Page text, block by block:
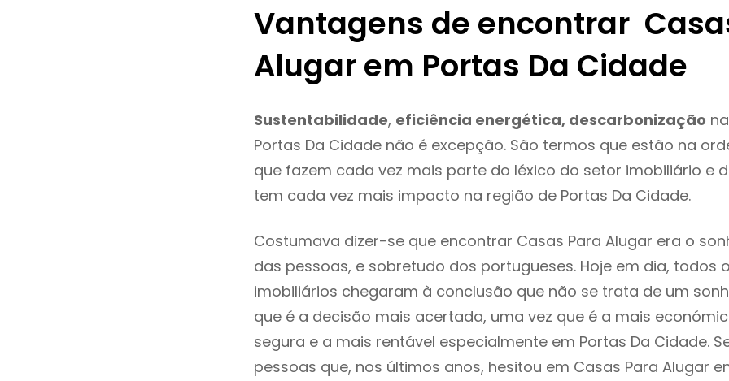
Vantagens de encontrar
Alugar em Portas Da Cidade
Sustentabilidade, eficiência energética, descarbonização
Portas Da Cidade não é excepção. São termos que estão na
que fazem cada vez mais parte do léxico do setor imobiliário e
tem cada vez mais impacto na região de Portas Da Cidade.
Costumava dizer-se que encontrar Casas Para Alugar era o
das pessoas, e sobretudo dos portugueses. Hoje em dia, todos
imobiliários chegaram à conclusão que não se trata de um
que é a decisão mais acertada, uma vez que é a mais
segura e a mais rentável especialmente em Portas Da Cidade.
pessoas que, nos últimos anos, hesitou em Casas Para Alugar